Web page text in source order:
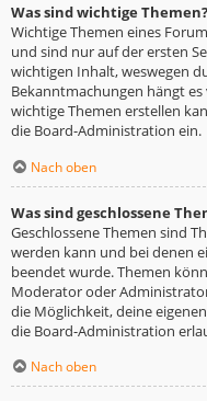
Was sind wichtige Themen?
Wichtige Themen eines
und sind nur auf der ersten
wichtigen Inhalt, weswegen
Bekanntmachungen hängt
wichtige Themen erstellen
die Board-Administration ein.
Nach oben
Was sind geschlossene
Geschlossene Themen sind
werden kann und bei denen
beendet wurde. Themen
Moderator oder
die Möglichkeit, deine
die Board-Administration
Nach oben